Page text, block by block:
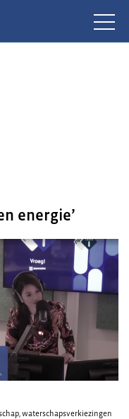
energie’
,waterschapsverkiezingen